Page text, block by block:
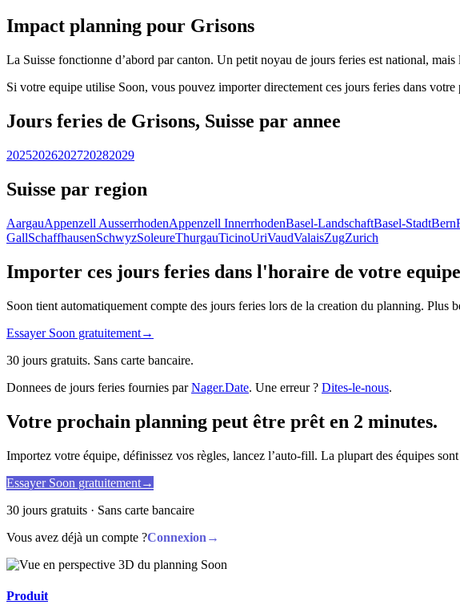
Impact planning pour Grisons
La Suisse fonctionne d’abord par canton. Un petit noyau de jours feries est national,
Si votre equipe utilise Soon, vous pouvez importer directement ces jours feries dans votre
Jours feries de Grisons, Suisse par annee
20252026202720282029
Suisse par region
AargauAppenzell AusserrhodenAppenzell InnerrhodenBasel-LandschaftBasel-StadtBern
GallSchaffhausenSchwyzSoleureThurgauTicinoUriVaudValaisZugZurich
Importer ces jours feries dans l'horaire de votre equipe
Soon tient automatiquement compte des jours feries lors de la creation du planning.
Essayer Soon gratuitement→
30 jours gratuits. Sans carte bancaire.
Donnees de jours feries fournies parNager.Date. Une erreur ? Dites-le-nous.
Votre prochain planning peut être prêt en 2 minutes.
Importez votre équipe, définissez vos règles, lancez l’auto-fill. La plupart des équipes
Essayer Soon gratuitement→
30 jours gratuits · Sans carte bancaire
Vous avez déjà un compte ?Connexion →
Produit